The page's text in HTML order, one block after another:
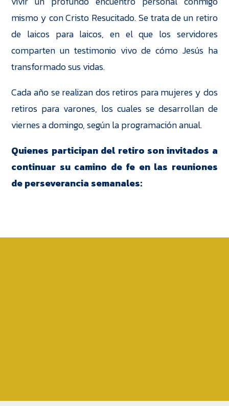
mismo y con Cristo Resucitado. Se trata de un retiro
de laicos para laicos, en el que los servidores
comparten un testimonio vivo de cómo Jesús ha
transformado sus vidas.
Cada año se realizan dos retiros para mujeres y dos
retiros para varones, los cuales se desarrollan de
viernes a domingo, según la programación anual.
Quienes participan del retiro son invitados a
continuar su camino de fe en las reuniones
de perseverancia semanales: